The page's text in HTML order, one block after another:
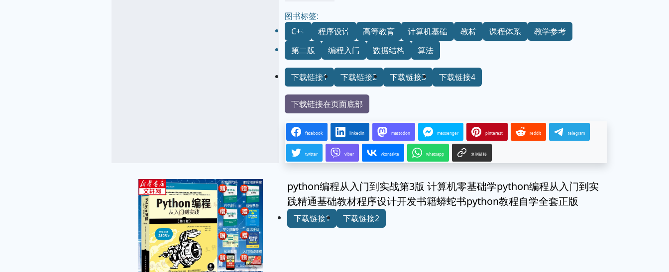
图书标签:
C++
程序设计 高等教育 计算机基础 教材 课程体系
教学参考
第二版
编程入门 数据结构 算法
下载链接1 下载链接2 下载链接3 下载链接4
下载链接在页面底部
facebook linkedin mastodon messenger pinterest reddit telegram
twitter viber vkontakte whatsapp 复制链接
python编程从入门到实战第3版 计算机零基础学python编程从入门到实
践精通基础教材程序设计开发书籍蟒蛇书python教程自学全套正版
下载链接1 下载链接2